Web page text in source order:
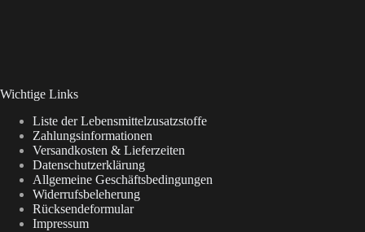
Wichtige Links
Liste der Lebensmittelzusatzstoffe
Zahlungsinformationen
Versandkosten & Lieferzeiten
Datenschutzerklärung
Allgemeine Geschäftsbedingungen
Widerrufsbeleherung
Rücksendeformular
Impressum